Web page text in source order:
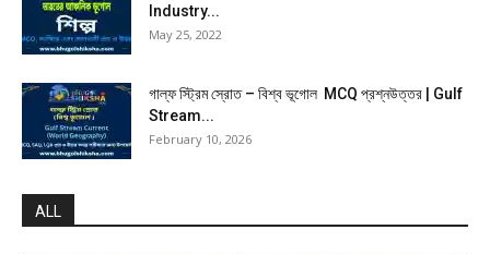
Industry...
May 25, 2022
গাল্ফ স্ট্রিম স্রোত – বিশ্ব ভূগোল MCQ প্রশ্নউত্তর | Gulf
Stream...
February 10, 2026
ALL